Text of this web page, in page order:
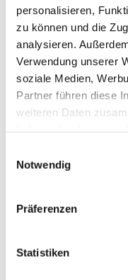
personalisieren,
zu können und die
analysieren.
Verwendung unserer
soziale Medien,
Partner führen diese
weiteren Daten
Notwendig
Präferenzen
Statistiken